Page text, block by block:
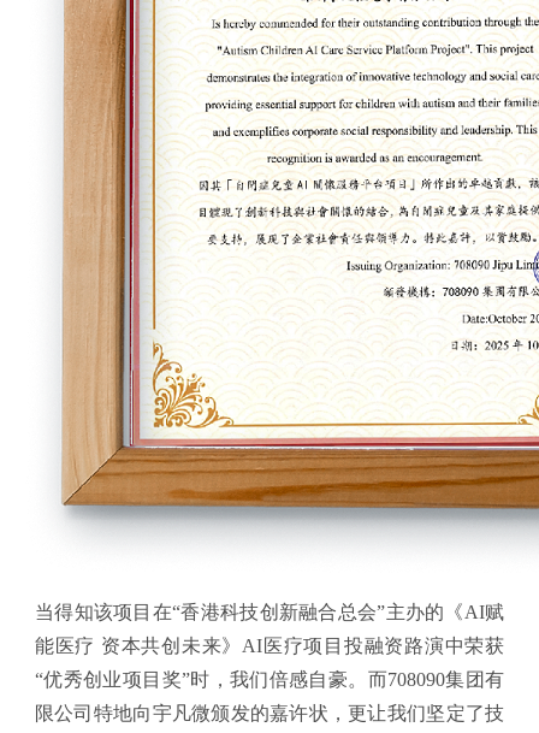
当得知该项目在“香港科技创新融合总会”主办的《AI赋
能医疗 资本共创未来》AI医疗项目投融资路演中荣获
“优秀创业项目奖”时，我们倍感自豪。而708090集团有
限公司特地向宇凡微颁发的嘉许状，更让我们坚定了技